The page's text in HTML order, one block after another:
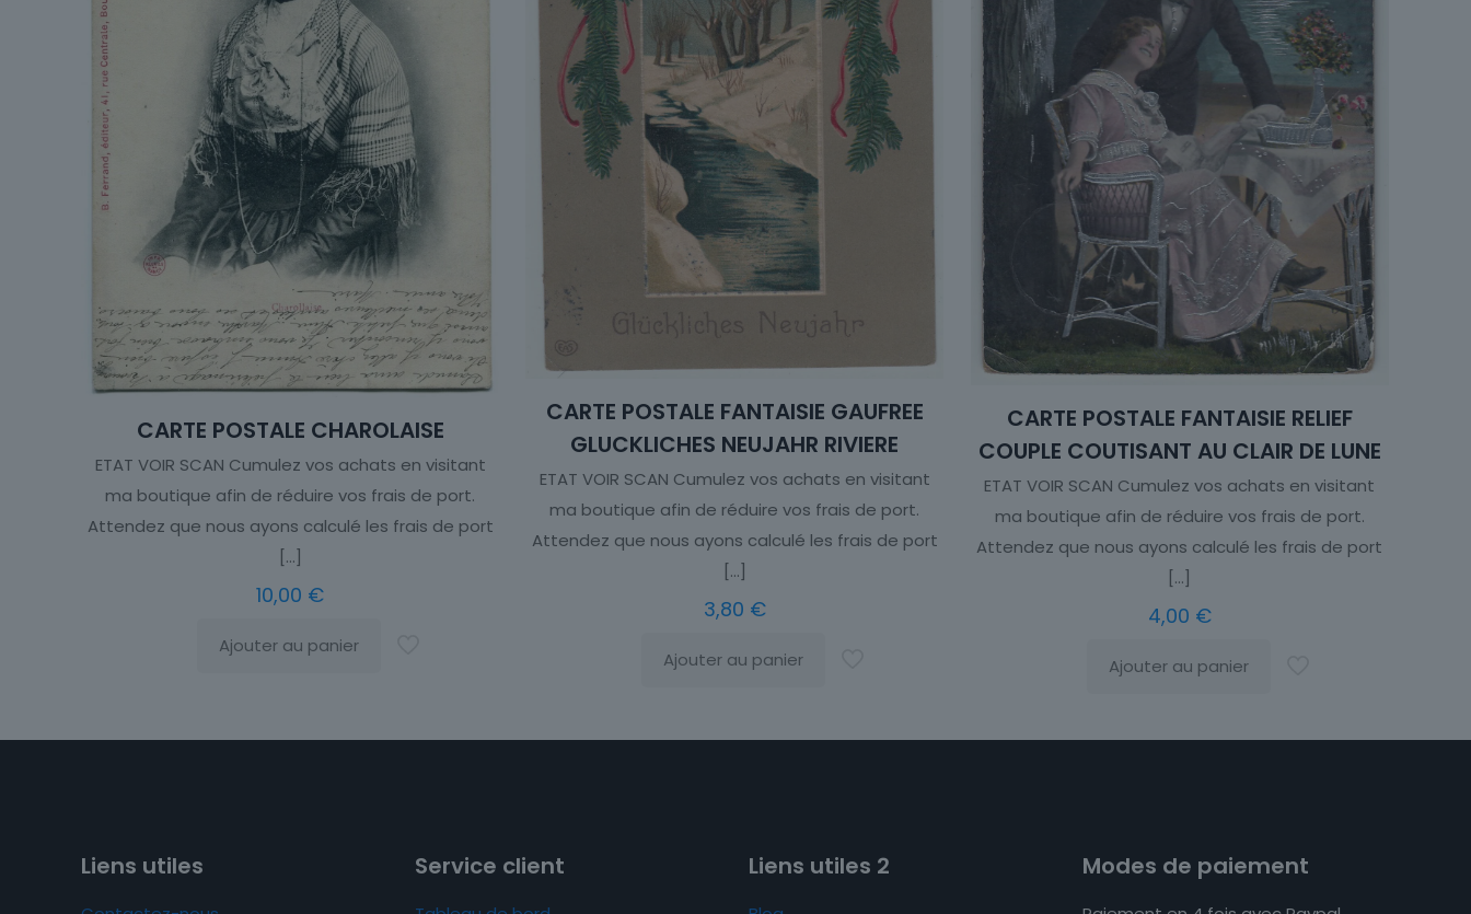
CARTE POSTALE CHAROLAISE
ETAT VOIR SCAN Cumulez vos achats en visitant
ma boutique afin de réduire vos frais de port.
Attendez que nous ayons calculé les frais de port
[…]
10,00 €
Ajouter au panier
CARTE POSTALE FANTAISIE GAUFREE
GLUCKLICHES NEUJAHR RIVIERE
ETAT VOIR SCAN Cumulez vos achats en visitant
ma boutique afin de réduire vos frais de port.
Attendez que nous ayons calculé les frais de port
[…]
3,80 €
Ajouter au panier
CARTE POSTALE FANTAISIE RELIEF
COUPLE COUTISANT AU CLAIR DE LUNE
ETAT VOIR SCAN Cumulez vos achats en visitant
ma boutique afin de réduire vos frais de port.
Attendez que nous ayons calculé les frais de port
[…]
4,00 €
Ajouter au panier
Liens utiles Service client Liens utiles 2 Modes de paiement